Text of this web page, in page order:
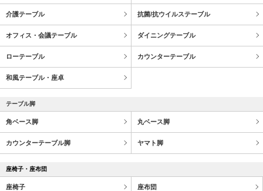
介護テーブル 抗菌/抗ウイルステーブル
オフィス・会議テーブル ダイニングテーブル
ローテーブル カウンターテーブル
和風テーブル・座卓
テーブル脚
角ベース脚 丸ベース脚
カウンターテーブル脚 ヤマト脚
座椅子・座布団
座椅子 座布団